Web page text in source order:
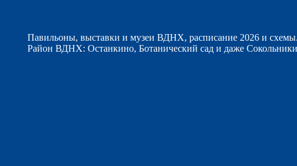
Павильоны, выставки и музеи ВДНХ, расписание 2026 и
Район ВДНХ: Останкино, Ботанический сад и даже